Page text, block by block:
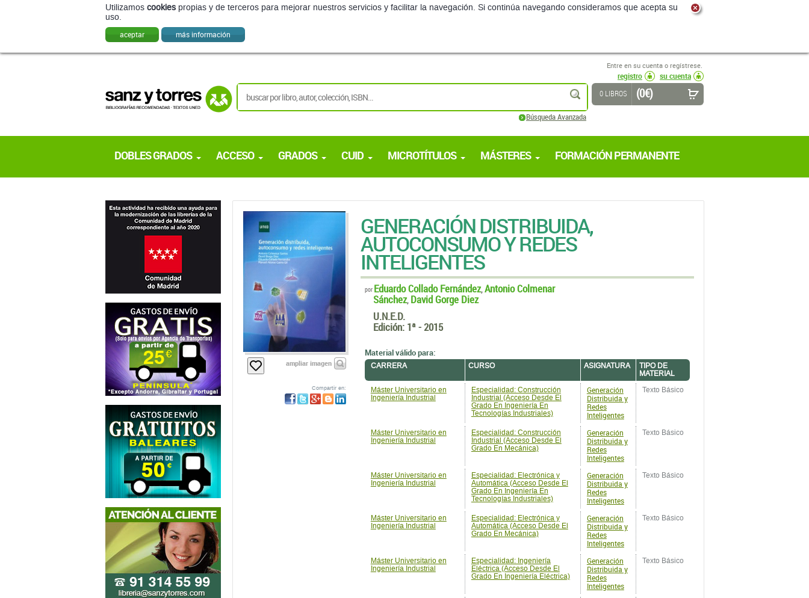
Utilizamos cookies propias y de terceros para mejorar nuestros servicios y facilitar la navegación. Si continúa navegando consideramos que acepta su
uso.
aceptar más información
Entre en su cuenta o regístrese.
registro
su cuenta
buscar
Búsqueda Avanzada
0 LIBROS (0 €)
DOBLES GRADOS ACCESO GRADOS CUID MICROTÍTULOS MÁSTERES FORMACIÓN PERMANENTE
GENERACIÓN DISTRIBUIDA,
AUTOCONSUMO Y REDES
INTELIGENTES
ampliar imagen
Compartir en:
por Eduardo Collado Fernández,Antonio Colmenar
Sánchez, David Gorge Diez
U.N.E.D.
Edición: 1ª - 2015
Material válido para:
CARRERA CURSO ASIGNATURA
TIPO DE
MATERIAL
Máster Universitario en
Ingeniería Industrial
Especialidad: Construcción
Industrial (Acceso Desde El
Grado En Ingeniería En
Tecnologías Industriales)
Generación
Distribuida y
Redes
Inteligentes
Texto Básico
Máster Universitario en
Ingeniería Industrial
Especialidad: Construcción
Industrial (Acceso Desde El
Grado En Mecánica)
Generación
Distribuida y
Redes
Inteligentes
Texto Básico
Máster Universitario en
Ingeniería Industrial
Especialidad: Electrónica y
Automática (Acceso Desde El
Grado En Ingeniería En
Tecnologías Industriales)
Generación
Distribuida y
Redes
Inteligentes
Texto Básico
Máster Universitario en
Ingeniería Industrial
Especialidad: Electrónica y
Automática (Acceso Desde El
Grado En Mecánica)
Generación
Distribuida y
Redes
Inteligentes
Texto Básico
Máster Universitario en
Ingeniería Industrial
Especialidad: Ingeniería
Eléctrica (Acceso Desde El
Grado En Ingeniería Eléctrica)
Generación
Distribuida y
Redes
Inteligentes
Texto Básico